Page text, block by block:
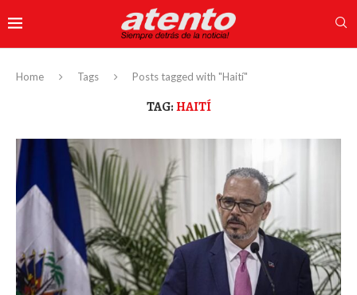
Home Tags Posts tagged with "Haití"
TAG:HAITÍ